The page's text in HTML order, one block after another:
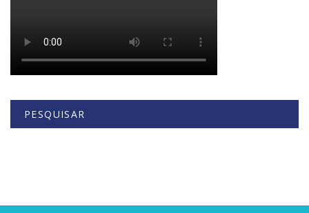
PESQUISAR